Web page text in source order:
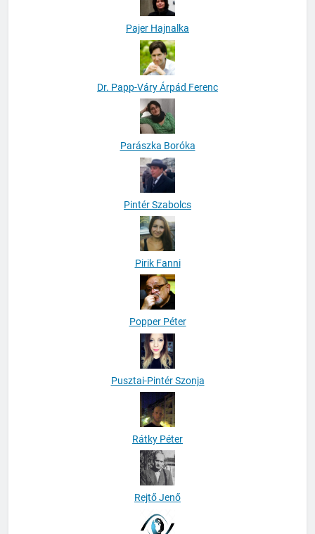
Pajer Hajnalka
Dr. Papp-Váry Árpád Ferenc
Parászka Boróka
Pintér Szabolcs
Pirik Fanni
Popper Péter
Pusztai-Pintér Szonja
Rátky Péter
Rejtő Jenő